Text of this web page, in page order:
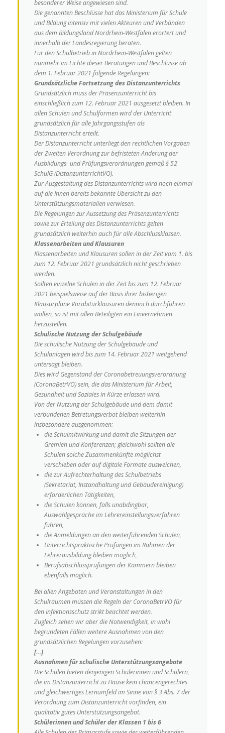
besonderer Weise angewiesen sind.
Die genannten Beschlüsse hat das Ministerium für Schule
und Bildung intensiv mit vielen Akteuren und Verbänden
aus dem Bildungsland Nordrhein-Westfalen erörtert und
innerhalb der Landesregierung beraten.
Für den Schulbetrieb in Nordrhein-Westfalen gelten
nunmehr im Lichte dieser Beratungen und Beschlüsse ab
dem 1. Februar 2021 folgende Regelungen:
Grundsätzliche Fortsetzung des Distanzunterrichts
Grundsätzlich muss der Präsenzunterricht bis
einschließlich zum 12. Februar 2021 ausgesetzt bleiben. In
allen Schulen und Schulformen wird der Unterricht
grundsätzlich für alle Jahrgangsstufen als
Distanzunterricht erteilt.
Der Distanzunterricht unterliegt den rechtlichen Vorgaben
der Zweiten Verordnung zur befristeten Änderung der
Ausbildungs- und Prüfungsverordnungen gemäß § 52
SchulG (DistanzunterrichtVO).
Zur Ausgestaltung des Distanzunterrichts wird noch einmal
auf die Ihnen bereits bekannte Übersicht zu den
Unterstützungsmaterialien verwiesen.
Die Regelungen zur Aussetzung des Präsenzunterrichts
sowie zur Erteilung des Distanzunterrichts gelten
grundsätzlich weiterhin auch für alle Abschlussklassen.
Klassenarbeiten und Klausuren
Klassenarbeiten und Klausuren sollen in der Zeit vom 1. bis
zum 12. Februar 2021 grundsätzlich nicht geschrieben
werden.
Sollten einzelne Schulen in der Zeit bis zum 12. Februar
2021 beispielsweise auf der Basis ihrer bisherigen
Klausurpläne Vorabiturklausuren dennoch durchführen
wollen, so ist mit allen Beteiligten ein Einvernehmen
herzustellen.
Schulische Nutzung der Schulgebäude
Die schulische Nutzung der Schulgebäude und
Schulanlagen wird bis zum 14. Februar 2021 weitgehend
untersagt bleiben.
Dies wird Gegenstand der Coronabetreuungsverordnung
(CoronaBetrVO) sein, die das Ministerium für Arbeit,
Gesundheit und Soziales in Kürze erlassen wird.
Von der Nutzung der Schulgebäude und dem damit
verbundenen Betretungsverbot bleiben weiterhin
insbesondere ausgenommen:
die Schulmitwirkung und damit die Sitzungen der
Gremien und Konferenzen; gleichwohl sollten die
Schulen solche Zusammenkünfte möglichst
verschieben oder auf digitale Formate ausweichen,
die zur Aufrechterhaltung des Schulbetriebs
(Sekretariat, Instandhaltung und Gebäudereinigung)
erforderlichen Tätigkeiten,
die Schulen können, falls unabdingbar,
Auswahlgespräche im Lehrereinstellungsverfahren
führen,
die Anmeldungen an den weiterführenden Schulen,
Unterrichtspraktische Prüfungen im Rahmen der
Lehrerausbildung bleiben möglich,
Berufsabschlussprüfungen der Kammern bleiben
ebenfalls möglich.
Bei allen Angeboten und Veranstaltungen in den
Schulräumen müssen die Regeln der CoronaBetrVO für
den Infektionsschutz strikt beachtet werden.
Zugleich sehen wir aber die Notwendigkeit, in wohl
begründeten Fällen weitere Ausnahmen von den
grundsätzlichen Regelungen vorzusehen:
[…]
Ausnahmen für schulische Unterstützungsangebote
Die Schulen bieten denjenigen Schülerinnen und Schülern,
die im Distanzunterricht zu Hause kein chancengerechtes
und gleichwertiges Lernumfeldim Sinne von § 3 Abs. 7 der
Verordnung zum Distanzunterricht vorfinden, ein
qualitativ gutes Unterstützungsangebot.
Schülerinnen und Schüler der Klassen 1 bis 6